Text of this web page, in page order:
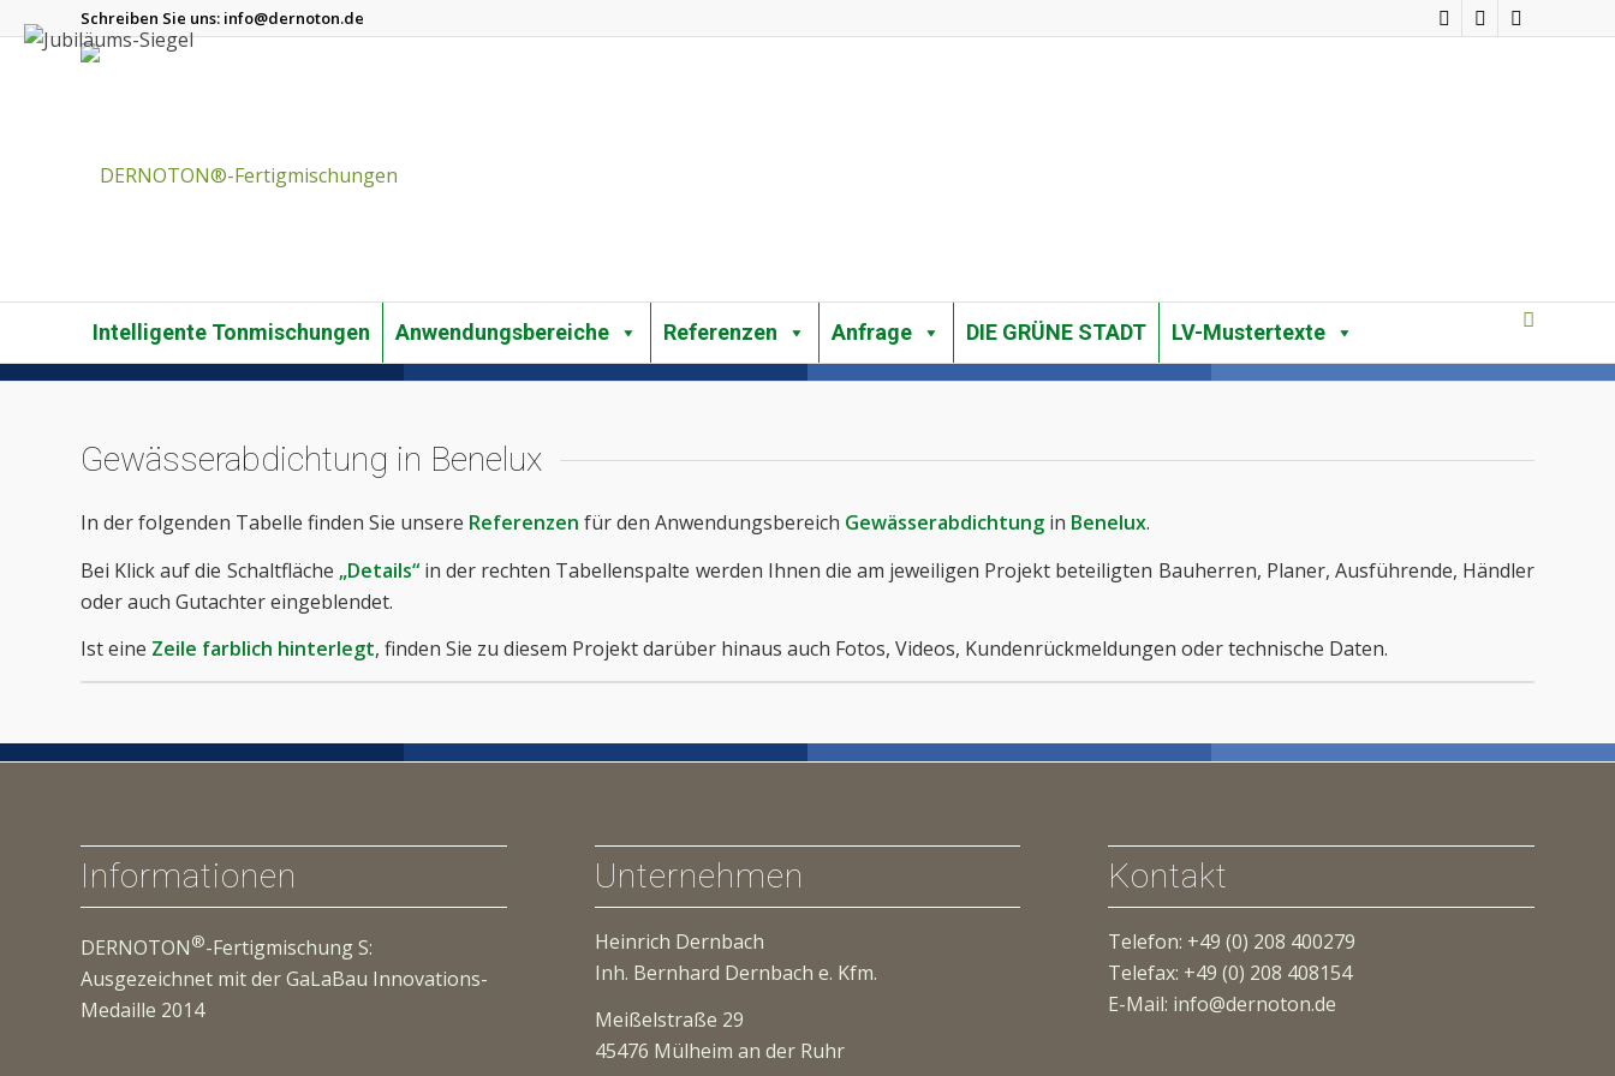
Schreiben Sie uns: info@dernoton.de
Intelligente Tonmischungen Anwendungsbereiche Referenzen Anfrage DIE GRÜNE STADT LV-Mustertexte
Gewässerabdichtung in Benelux
In der folgenden Tabelle finden Sie unsere Referenzen für den Anwendungsbereich Gewässerabdichtung in Benelux.
Bei Klick auf die Schaltfläche „Details“ in der rechten Tabellenspalte werden Ihnen die am jeweiligen Projekt beteiligten Bauherren, Planer, Ausführende, Händler
oder auch Gutachter eingeblendet.
Ist eine Zeile farblich hinterlegt, finden Sie zu diesem Projekt darüber hinaus auch Fotos, Videos, Kundenrückmeldungen oder technische Daten.
Informationen
DERNOTON®-Fertigmischung S:
Ausgezeichnet mit der GaLaBau Innovations-
Medaille 2014
Unternehmen
Heinrich Dernbach
Inh. Bernhard Dernbach e. Kfm.
Meißelstraße 29
45476 Mülheim an der Ruhr
Kontakt
Telefon: +49 (0) 208 400279
Telefax: +49 (0) 208 408154
E-Mail: info@dernoton.de